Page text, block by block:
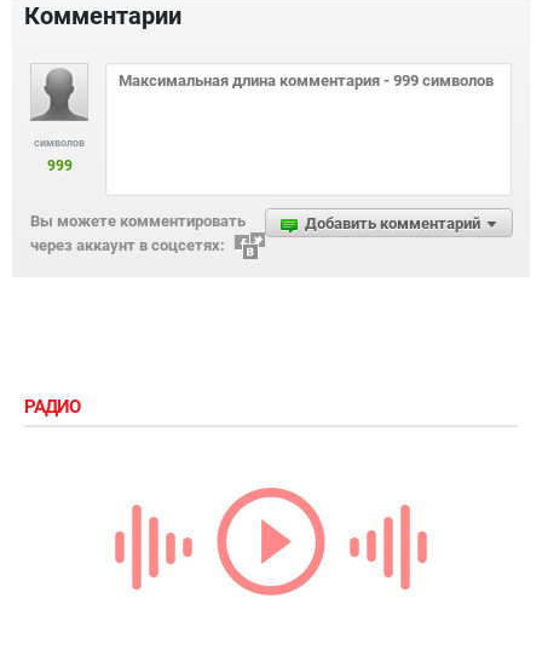
Комментарии
символов
999
Добавить комментарий
Вы можете комментировать
через аккаунт в соцсетях:
РАДИО